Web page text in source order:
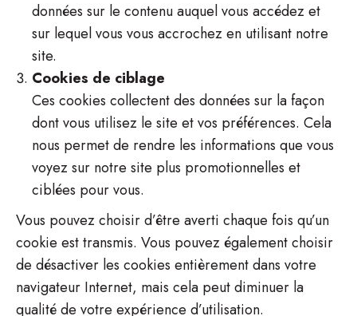
données sur le contenu auquel vous accédez et
sur lequel vous vous accrochez en utilisant notre
site.
Cookies de ciblage
Ces cookies collectent des données sur la façon
dont vous utilisez le site et vos préférences. Cela
nous permet de rendre les informations que vous
voyez sur notre site plus promotionnelles et
ciblées pour vous.
Vous pouvez choisir d’être averti chaque fois qu’un
cookie est transmis. Vous pouvez également choisir
de désactiver les cookies entièrement dans votre
navigateur Internet, mais cela peut diminuer la
qualité de votre expérience d’utilisation.